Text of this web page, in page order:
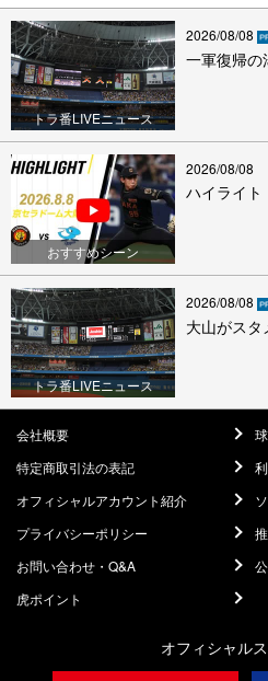
トラ番LIVEニュース
2026/08/08
一軍復帰の
おすすめシーン
2026/08/08
ハイライト
トラ番LIVEニュース
2026/08/08
大山がス
会社概要
特定商取引法の表記
オフィシャルアカウント紹介
プライバシーポリシー
お問い合わせ・Q&A
虎ポイント
オフィシャル